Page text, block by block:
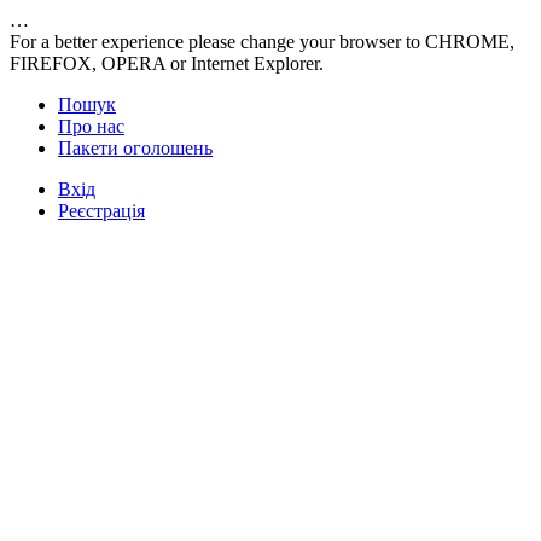
…
For a better experience please change your browser to CHROME,
FIREFOX, OPERA or Internet Explorer.
Пошук
Про нас
Пакети оголошень
Вхід
Реєстрація